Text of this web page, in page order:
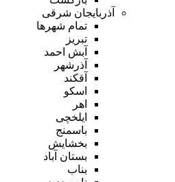
آذربایجان شرقی
تمام شهر‌ها
تبریز
آبش احمد
آذرشهر
آقکند
اسکو
اهر
ایلخچی
باسمنج
بخشایش
بستان آباد
بناب